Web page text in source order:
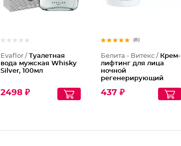
Evaflor / Туалетная
вода мужская Whisky
Silver, 100мл
2498 ₽
(8)
Белита - Витекс / Крем-
лифтинг для лица
ночной
регенерирующий
437 ₽